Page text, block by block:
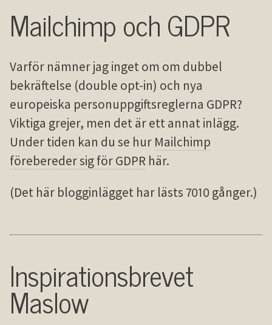
Mailchimp och GDPR
Varför nämner jag inget om om dubbel
bekräftelse (double opt-in) och nya
europeiska personuppgiftsreglerna GDPR?
Viktiga grejer, men det är ett annat inlägg.
Under tiden kan du se hur Mailchimp
förebereder sig för GDPR här.
(Det här blogginlägget har lästs 7010 gånger.)
Inspirationsbrevet
Maslow